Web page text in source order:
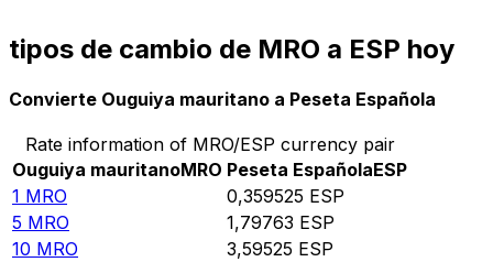
tipos de cambio de MRO a ESP hoy
Convierte Ouguiya mauritano a Peseta Española
Rate information of MRO/ESP currency pair
Ouguiya mauritanoMRO Peseta EspañolaESP
1 MRO 0,359525 ESP
5 MRO 1,79763 ESP
10 MRO 3,59525 ESP